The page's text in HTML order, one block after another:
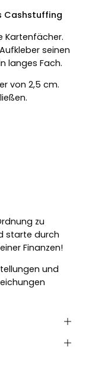
Cashstuffing
Kartenfächer.
seinen
langes Fach.
von 2,5 cm.
zu
starte durch
Finanzen!
und